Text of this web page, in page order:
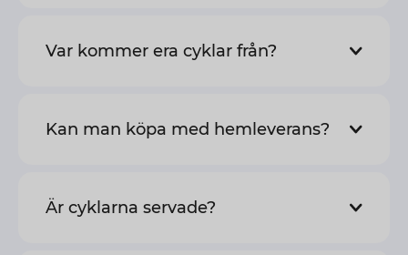
Var kommer era cyklar från?
Kan man köpa med hemleverans?
Är cyklarna servade?